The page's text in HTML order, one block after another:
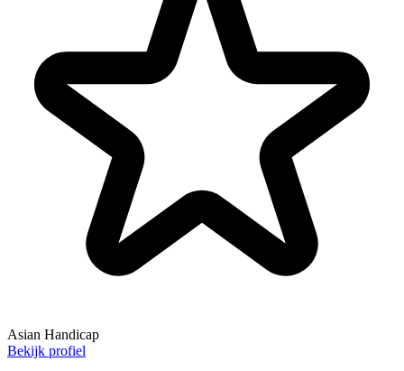
Asian Handicap
Bekijk profiel